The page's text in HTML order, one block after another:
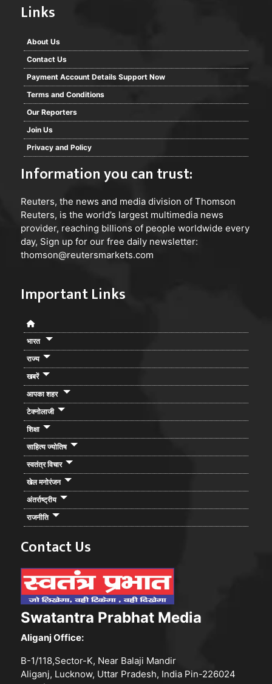
Links
About Us
Contact Us
Payment Account Details Support Now
Terms and Conditions
Our Reporters
Join Us
Privacy and Policy
Information you can trust:
Reuters, the news and media division of Thomson
Reuters, is the world’s largest multimedia news
provider, reaching billions of people worldwide every
day, Sign up for our free daily newsletter:
thomson@reutersmarkets.com
Important Links
भारत
राज्य
खबरें
आपका शहर
टेक्नोलाजी
शिक्षा
साहित्य ज्योतिष
स्वतंत्र विचार
खेल मनोरंजन
अंतर्राष्ट्रीय
राजनीति
Contact Us
Swatantra Prabhat Media
Aliganj Office:
B-1/118,Sector-K, Near Balaji Mandir
Aliganj, Lucknow, Uttar Pradesh, India Pin-226024